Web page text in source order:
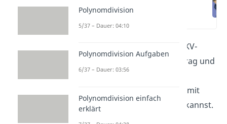
vereinfachen –
(00:12)
Du möchtest wissen, was das KV-
Diagramm ist? Im diesem Beitrag und
Video
zeigen wir dir, wie du
boolesche Funktionen einfach mit
dem KV-Diagramm darstellen kannst.
Polynomdivision
5/37 – Dauer: 04:10
Polynomdivision Aufgaben
6/37 – Dauer: 03:56
Polynomdivision einfach
erklärt